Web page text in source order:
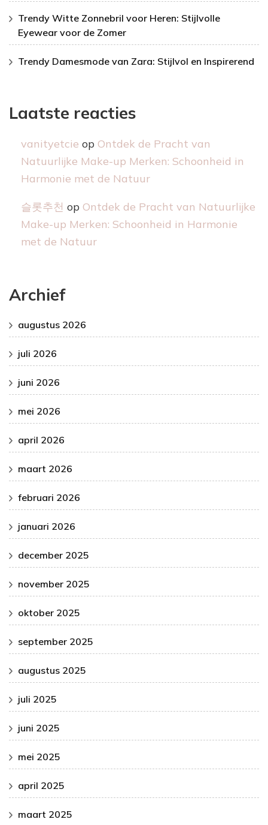
Trendy Witte Zonnebril voor Heren: Stijlvolle
Eyewear voor de Zomer
Trendy Damesmode van Zara: Stijlvol en Inspirerend
Laatste reacties
vanityetcie op Ontdek de Pracht van
Natuurlijke Make-up Merken: Schoonheid in
Harmonie met de Natuur
슬롯추천 op Ontdek de Pracht van Natuurlijke
Make-up Merken: Schoonheid in Harmonie
met de Natuur
Archief
augustus 2026
juli 2026
juni 2026
mei 2026
april 2026
maart 2026
februari 2026
januari 2026
december 2025
november 2025
oktober 2025
september 2025
augustus 2025
juli 2025
juni 2025
mei 2025
april 2025
maart 2025